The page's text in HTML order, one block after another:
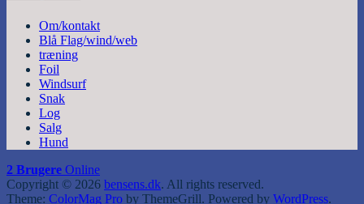
Om/kontakt
Blå Flag/wind/web
træning
Foil
Windsurf
Snak
Log
Salg
Hund
2 Brugere Online
Copyright © 2026 bensens.dk. All rights reserved.
Theme: ColorMag Pro by ThemeGrill. Powered by WordPress.